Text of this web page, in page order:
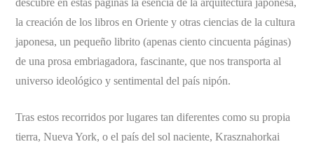
descubre en estas páginas la esencia de la arquitectura japonesa,
la creación de los libros en Oriente y otras ciencias de la cultura
japonesa, un pequeño librito (apenas ciento cincuenta páginas)
de una prosa embriagadora, fascinante, que nos transporta al
universo ideológico y sentimental del país nipón.
Tras estos recorridos por lugares tan diferentes como su propia
tierra, Nueva York, o el país del sol naciente, Krasznahorkai